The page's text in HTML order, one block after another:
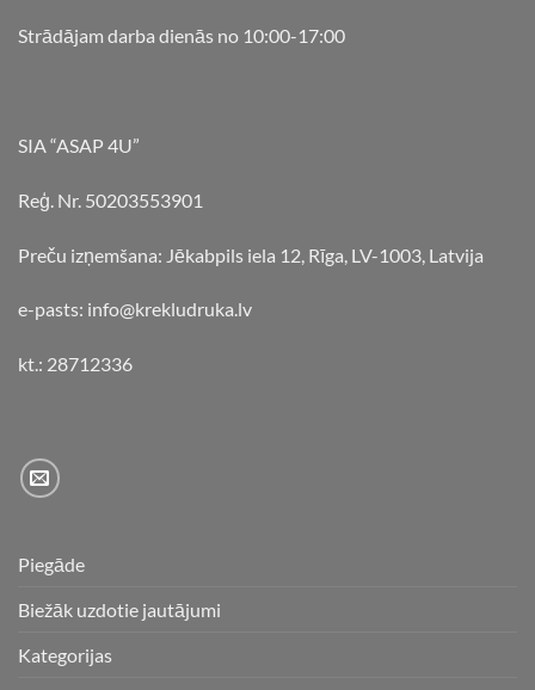
Strādājam darba dienās no 10:00-17:00
SIA “ASAP 4U”
Reģ. Nr. 50203553901
Preču izņemšana: Jēkabpils iela 12, Rīga, LV-1003, Latvija
e-pasts: info@krekludruka.lv
kt.: 28712336
Piegāde
Biežāk uzdotie jautājumi
Kategorijas